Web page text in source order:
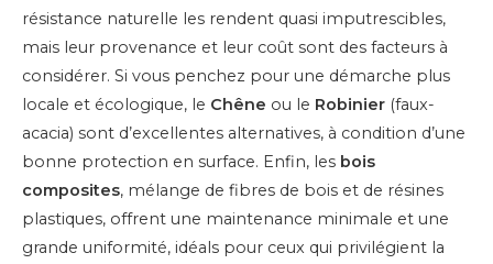
résistance naturelle les rendent quasi imputrescibles,
mais leur provenance et leur coût sont des facteurs à
considérer. Si vous penchez pour une démarche plus
locale et écologique, le Chêne ou le Robinier (faux-
acacia) sont d’excellentes alternatives, à condition d’une
bonne protection en surface. Enfin, les bois
composites, mélange de fibres de bois et de résines
plastiques, offrent une maintenance minimale et une
grande uniformité, idéals pour ceux qui privilégient la